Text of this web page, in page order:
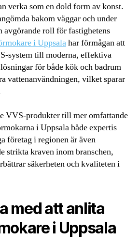
verka som en dold form av konst.
bakom väggar och under
avgörande roll för fastighetens
i Uppsalahar förmågan att
system till moderna, effektiva
för både kök och badrum
vattenanvändningen, vilket sparar
VVS-produkter till mer omfattande
i Uppsala både expertis
företag i regionen är även
strikta kraven inom branschen,
säkerheten och kvaliteten i
med att anlita
i Uppsala